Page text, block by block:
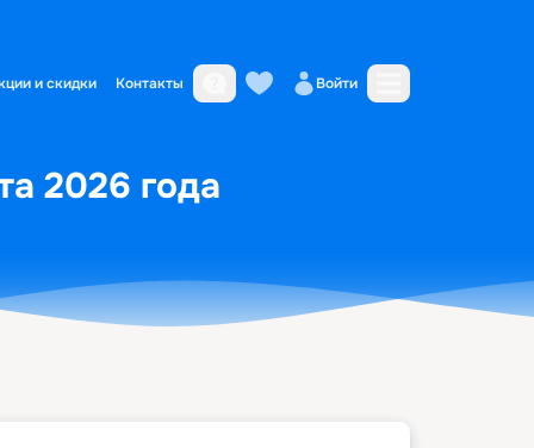
и скидки Контакты Войти
2026 года